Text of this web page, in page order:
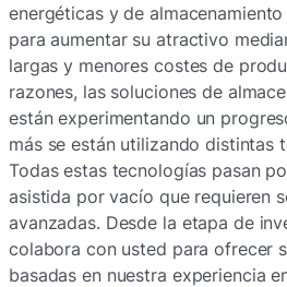
energéticas y de
para aumentar su atractivo
largas y menores costes de
razones, las soluciones de
están experimentando un
más se están utilizando distintas
Todas estas tecnologías pasan
asistida por vacío que requieren
avanzadas. Desde la etapa de
colabora con usted para ofrecer
basadas en nuestra experiencia